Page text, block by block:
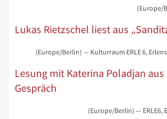
(Europe/
Lukas Rietzschel liest aus
(Europe/Berlin) — Kulturraum ERLE 6,
Lesung mit Katerina Poladjan
Gespräch
(Europe/Berlin) — ERLE6,